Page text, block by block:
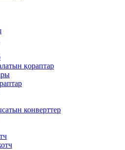
қораптар
конверттер